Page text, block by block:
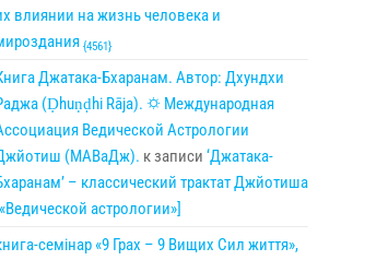
влиянии на жизнь человека и
{4561}
Джатака-Бхаранам. Автор: Дхундхи
(Ḍhuṇḍhi Rāja). 🌣 Международная
Ведической Астрологии
(МАВаДж). к записи ‘Джатака-
– классический трактат Джйотиша
астрологии»]
семінар «9 Грах – 9 Вищих Сил життя»,